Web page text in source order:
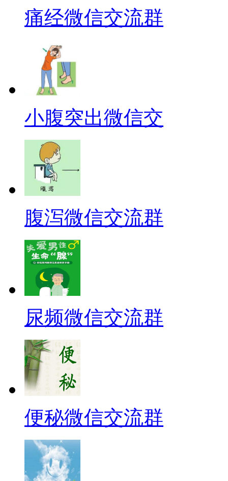
痛经微信交流群
小腹突出微信交
腹泻微信交流群
尿频微信交流群
便秘微信交流群